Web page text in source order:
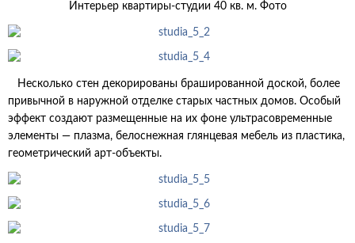
Интерьер квартиры-студии 40 кв. м. Фото
Несколько стен декорированы брашированной доской, более
привычной в наружной отделке старых частных домов. Особый
эффект создают размещенные на их фоне ультрасовременные
элементы — плазма, белоснежная глянцевая мебель из пластика,
геометрический арт-объекты.